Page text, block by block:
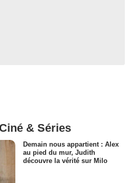
& Séries
Demain nous appartient : Alex
au pied du mur, Judith
découvre la vérité sur Milo